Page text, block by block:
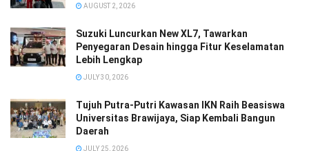
AUGUST 2, 2026
Suzuki Luncurkan New XL7, Tawarkan
Penyegaran Desain hingga Fitur Keselamatan
Lebih Lengkap
JULY 30, 2026
Tujuh Putra-Putri Kawasan IKN Raih Beasiswa
Universitas Brawijaya, Siap Kembali Bangun
Daerah
JULY 25, 2026